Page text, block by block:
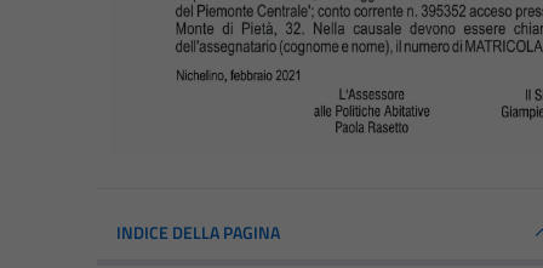
INDICE DELLA PAGINA